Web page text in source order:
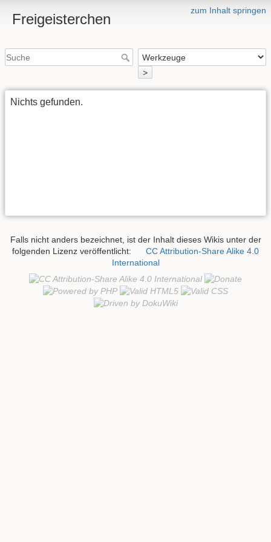
zum Inhalt springen
Freigeisterchen
>
Nichts gefunden.
Falls nicht anders bezeichnet, ist der Inhalt dieses Wikis unter der
folgenden Lizenz veröffentlicht:
CC Attribution-Share Alike 4.0
International